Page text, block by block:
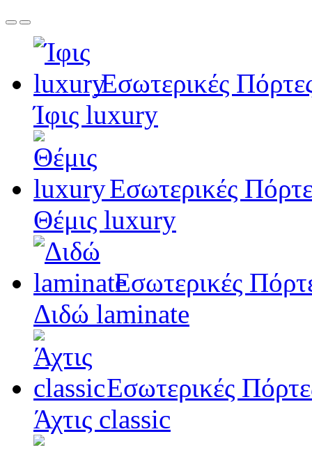
Εσωτερικές
Ίφις luxury
Εσωτερικές
Θέμις luxury
Εσωτερικές
Διδώ laminate
Εσωτερικές
Άχτις classic